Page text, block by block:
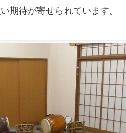
期待が寄せられています。